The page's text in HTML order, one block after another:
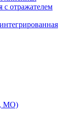
с отражателем
МО)